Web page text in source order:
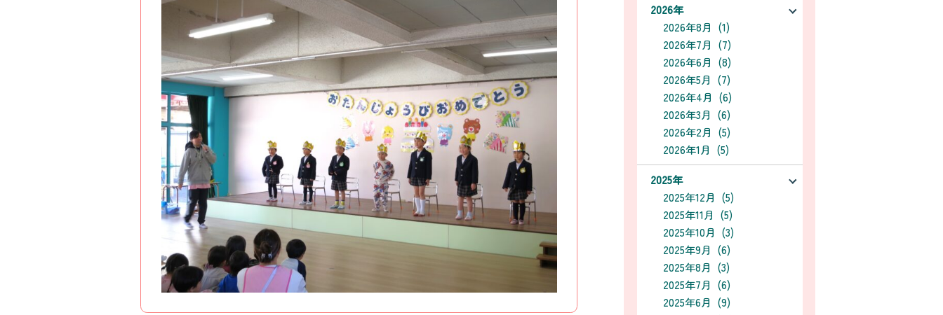
2026年
2026年8月 (1)
2026年7月 (7)
2026年6月 (8)
2026年5月 (7)
2026年4月 (6)
2026年3月 (6)
2026年2月 (5)
2026年1月 (5)
2025年
2025年12月 (5)
2025年11月 (5)
2025年10月 (3)
2025年9月 (6)
2025年8月 (3)
2025年7月 (6)
2025年6月 (9)